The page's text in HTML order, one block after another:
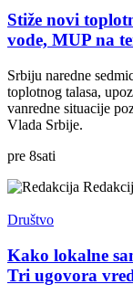
Stiže novi
vode, MUP na
Srbiju naredne
toplotnog talasa,
vanredne situacije
Vlada Srbije.
pre 8sati
Društvo
Kako lokalne
Tri ugovora